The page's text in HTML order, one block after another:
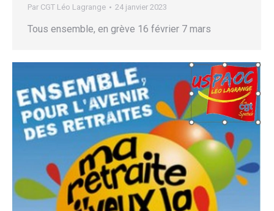
Par CGT Léo Lagrange 24 janvier 2023
Tous ensemble, en grève 16 février 7 mars